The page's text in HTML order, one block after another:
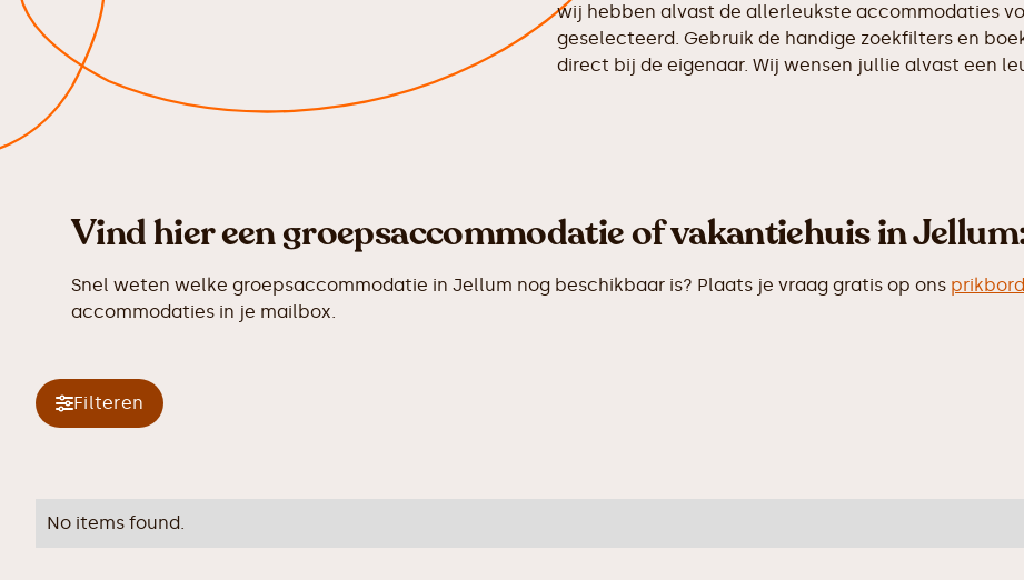
wij hebben alvast de allerleukste accommodaties
geselecteerd. Gebruik de handige zoekfilters en
direct bij de eigenaar. Wij wensen jullie alvast een
Vind hier een groepsaccommodatie of vakantiehuis in
Snel weten welke groepsaccommodatie in Jellum nog beschikbaar is? Plaats je vraag gratis op ons prikbord
accommodaties in je mailbox.
Filteren
No items found.